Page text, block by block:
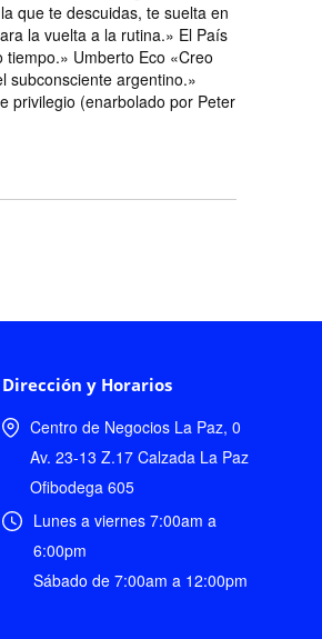
que te descuidas, te suelta en
la vuelta a la rutina.» El País
Umberto Eco «Creo
subconsciente argentino.»
privilegio (enarbolado por Peter
Dirección y Horarios
Centro de Negocios La Paz, 0
Av. 23-13 Z.17 Calzada La Paz
Ofibodega 605
Lunes a viernes 7:00am a
6:00pm
Sábado de 7:00am a 12:00pm